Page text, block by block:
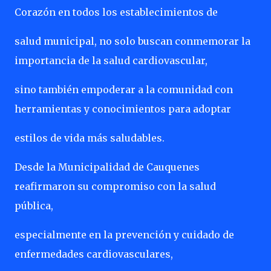
Corazón en todos los establecimientos de
salud municipal, no solo buscan conmemorar la
importancia de la salud cardiovascular,
sino también empoderar a la comunidad con
herramientas y conocimientos para adoptar
estilos de vida más saludables.
Desde la Municipalidad de Cauquenes
reafirmaron su compromiso con la salud
pública,
especialmente en la prevención y cuidado de
enfermedades cardiovasculares,